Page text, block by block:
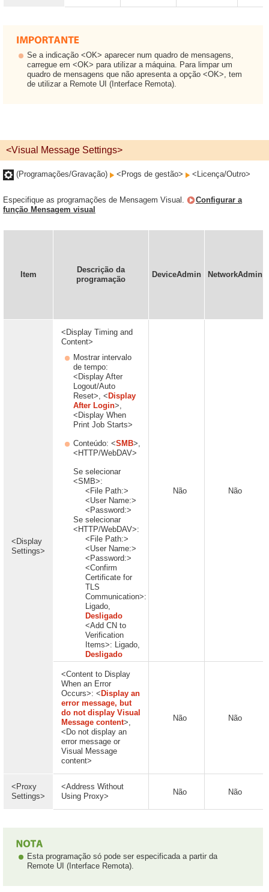
Se a indicação <OK> aparecer num quadro de mensagens,
carregue em <OK> para utilizar a máquina. Para limpar um
quadro de mensagens que não apresenta a opção <OK>, tem
de utilizar a Remote UI (Interface Remota).
<Visual Message Settings>
(Programações/Gravação) <Progs de gestão> <Licença/Outro>
Especifique as programações de Mensagem Visual.
Configurar a
função Mensagem visual
Item
Descrição da
programação
DeviceAdmin NetworkAdmin
<Display
Settings>
<Display Timing and
Content>
Mostrar intervalo
de tempo:
<Display After
Logout/Auto
Reset>, < Display
After Login>,
<Display When
Print Job Starts>
Conteúdo: <SMB>,
<HTTP/WebDAV>
Se selecionar
<SMB>:
<File Path:>
<User Name:>
<Password:>
Se selecionar
<HTTP/WebDAV>:
<File Path:>
<User Name:>
<Password:>
<Confirm
Certificate for
TLS
Communication>:
Ligado,
Desligado
<Add CN to
Verification
Items>: Ligado,
Desligado
Não Não
<Content to Display
When an Error
Occurs>: < Display an
error message, but
do not display Visual
Message content>,
<Do not display an
error message or
Visual Message
content>
Não Não
<Proxy
Settings>
<Address Without
Using Proxy>
Não Não
Esta programação só pode ser especificada a partir da
Remote UI (Interface Remota).